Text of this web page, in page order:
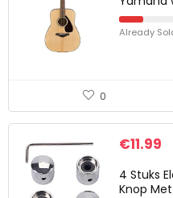
Already
0
€11.99
4 Stuks
Knop